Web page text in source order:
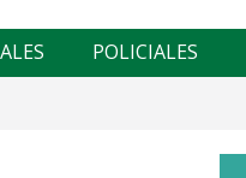
POLICIALES